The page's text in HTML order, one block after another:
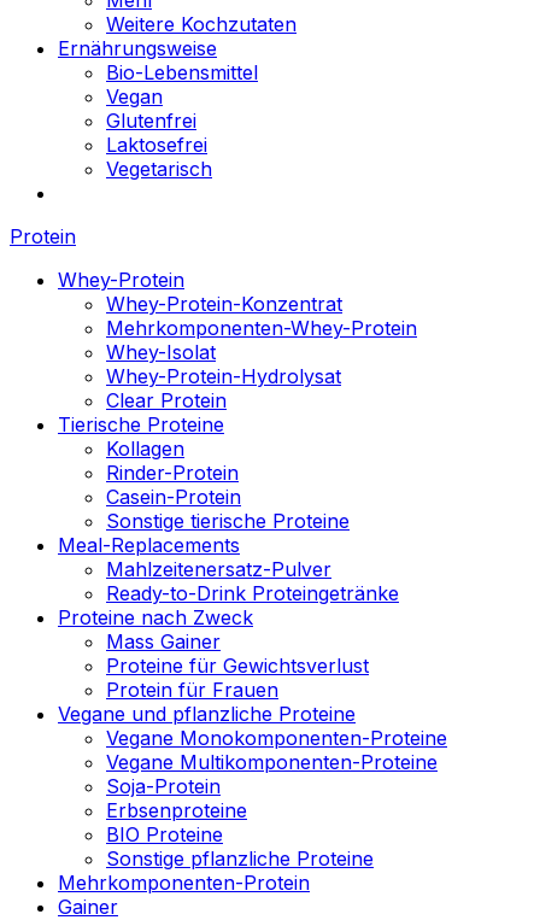
Weitere Kochzutaten
Ernährungsweise
Bio-Lebensmittel
Vegan
Glutenfrei
Laktosefrei
Vegetarisch
Protein
Whey-Protein
Whey-Protein-Konzentrat
Mehrkomponenten-Whey-Protein
Whey-Isolat
Whey-Protein-Hydrolysat
Clear Protein
Tierische Proteine
Kollagen
Rinder-Protein
Casein-Protein
Sonstige tierische Proteine
Meal-Replacements
Mahlzeitenersatz-Pulver
Ready-to-Drink Proteingetränke
Proteine nach Zweck
Mass Gainer
Proteine für Gewichtsverlust
Protein für Frauen
Vegane und pflanzliche Proteine
Vegane Monokomponenten-Proteine
Vegane Multikomponenten-Proteine
Soja-Protein
Erbsenproteine
BIO Proteine
Sonstige pflanzliche Proteine
Mehrkomponenten-Protein
Gainer